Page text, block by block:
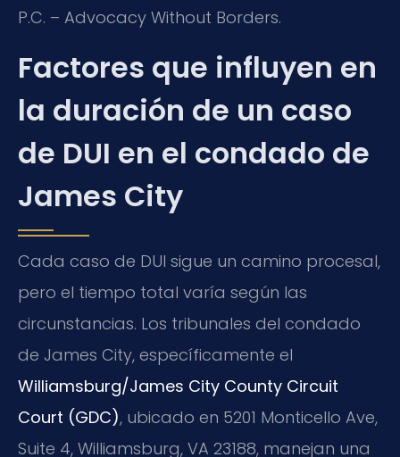
P.C. – Advocacy Without Borders.
Factores que influyen en
la duración de un caso
de DUI en el condado de
James City
Cada caso de DUI sigue un camino procesal,
pero el tiempo total varía según las
circunstancias. Los tribunales del condado
de James City, específicamente el
Williamsburg/James City County Circuit
Court (GDC), ubicado en 5201 Monticello Ave,
Suite 4, Williamsburg, VA 23188, manejan una